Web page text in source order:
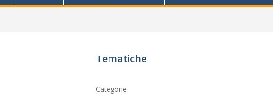
Tematiche
Categorie